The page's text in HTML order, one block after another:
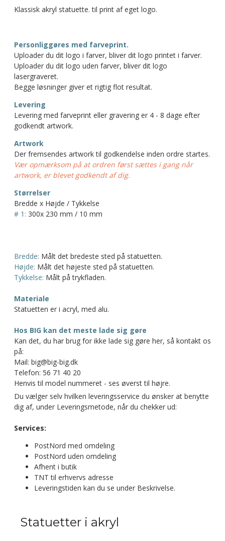
Klassisk akryl statuette. til print af eget logo.
Personliggøres med farveprint.
Uploader du dit logo i farver, bliver dit logo printet i farver.
Uploader du dit logo uden farver, bliver dit logo
lasergraveret.
Begge løsninger giver et rigtig flot resultat.
Levering
Levering med farveprint eller gravering er 4 - 8 dage efter
godkendt artwork.
Artwork
Der fremsendes artwork til godkendelse inden ordre startes.
Vær opmærksom på at ordren først sættes i gang når
artwork, er blevet godkendt af dig.
Størrelser
Bredde x Højde / Tykkelse
# 1: 300x 230 mm / 10 mm
Bredde: Målt det bredeste sted på statuetten.
Højde: Målt det højeste sted på statuetten.
Tykkelse: Målt på trykfladen.
Materiale
Statuetten er i acryl, med alu.
Hos BIG kan det meste lade sig gøre
Kan det, du har brug for ikke lade sig gøre her, så kontakt os
på:
Mail: big@big-big.dk
Telefon: 56 71 40 20
Henvis til model nummeret - ses øverst til højre.
Du vælger selv hvilken leveringsservice du ønsker at benytte
dig af, under Leveringsmetode, når du chekker ud:
Services:
PostNord med omdeling
PostNord uden omdeling
Afhent i butik
TNT til erhvervs adresse
Leveringstiden kan du se under Beskrivelse.
Statuetter i akryl